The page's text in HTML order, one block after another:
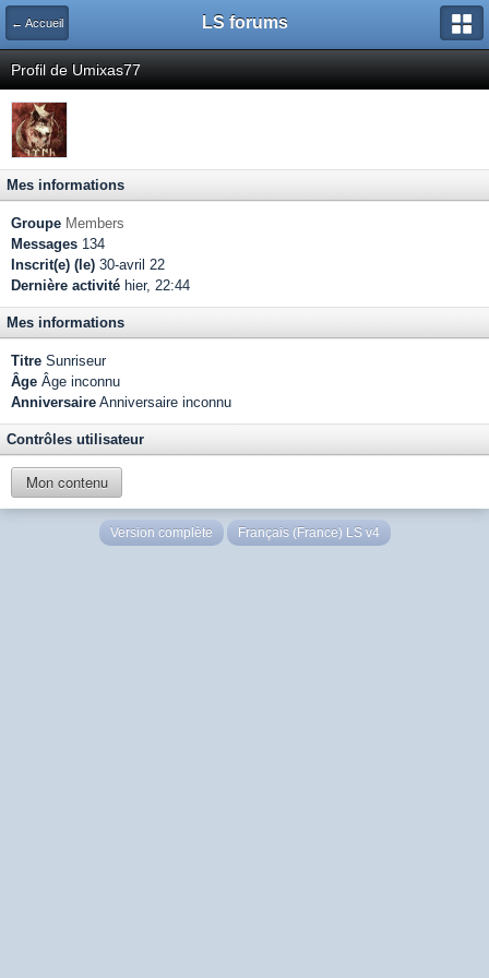
← Accueil LS forums
Profil de Umixas77
Mes informations
Groupe Members
Messages 134
Inscrit(e) (le) 30-avril 22
Dernière activité hier, 22:44
Mes informations
Titre Sunriseur
Âge Âge inconnu
Anniversaire Anniversaire inconnu
Contrôles utilisateur
Mon contenu
Version complète Français (France) LS v4